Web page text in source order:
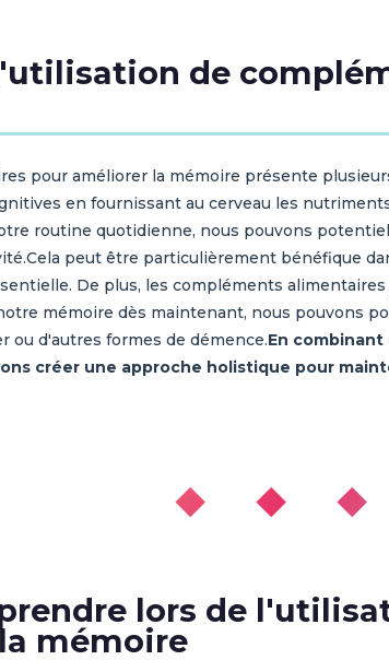
de
pour améliorer la mémoire présente
en fournissant au cerveau les
routine quotidienne, nous pouvons
peut être particulièrement bénéfique
De plus, les compléments
mémoire dès maintenant, nous pouvons
ou d'autres formes de démence.En
créer une approche holistique pour
◆ ◆ ◆
lors de
mémoire